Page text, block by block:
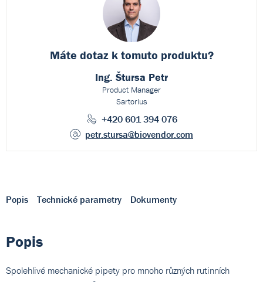
Máte dotaz k tomuto produktu?
Ing. Štursa Petr
Product Manager
Sartorius
+420 601 394 076
petr.stursa@biovendor.com
Popis Technické parametry Dokumenty
Popis
Spolehlivé mechanické pipety pro mnoho různých rutinních